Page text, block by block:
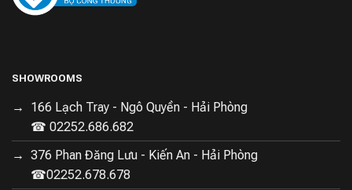
SHOWROOMS
166 Lạch Tray - Ngô Quyền - Hải Phòng
☎ 02252.686.682
376 Phan Đăng Lưu - Kiến An - Hải Phòng
☎02252.678.678